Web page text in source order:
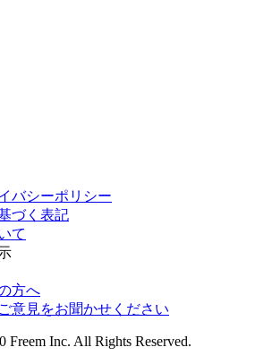
バシーポリシー
づく表記
て
方へ
意見をお聞かせください
Freem Inc. All Rights Reserved.